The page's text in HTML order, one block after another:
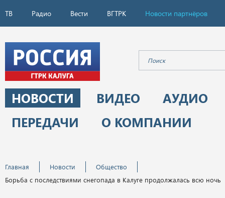
ТВ Радио Вести ВГТРК Новости партнёров
НОВОСТИ ВИДЕО
АУДИО
ПЕРЕДАЧИ
О КОМПАНИИ
Главная Новости
Общество
Борьба с последствиями снегопада в Калуге продолжалась всю ночь